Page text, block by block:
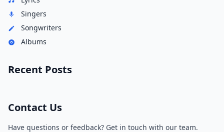
Singers
Songwriters
Albums
Recent Posts
Contact Us
Have questions or feedback? Get in touch with our team.